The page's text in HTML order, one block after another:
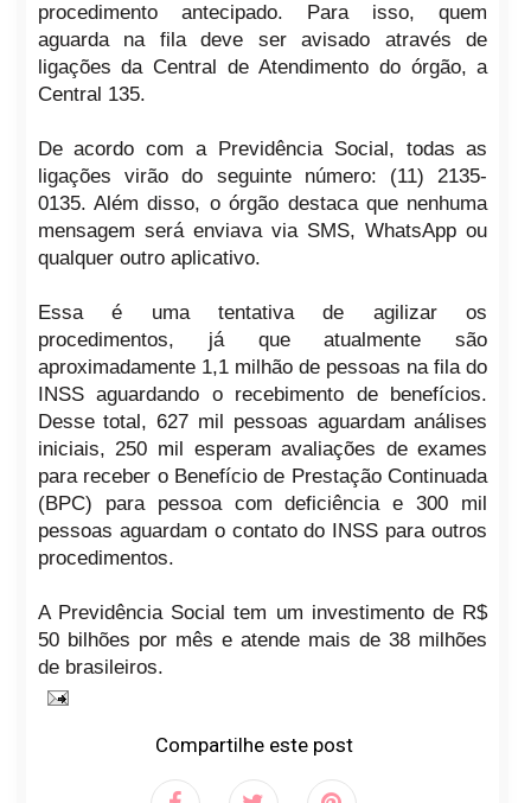
procedimento antecipado.
Para isso, quem
aguarda na fila deve ser avisado através de
ligações da Central de Atendimento do órgão, a
Central 135.
De acordo com a Previdência Social, todas as
ligações virão do seguinte número: (11) 2135-
0135. Além disso, o órgão destaca que nenhuma
mensagem será enviava via SMS, WhatsApp ou
qualquer outro aplicativo.
Essa é uma tentativa de agilizar os
procedimentos, já que atualmente são
aproximadamente 1,1 milhão de pessoas na fila do
INSS aguardando o recebimento de benefícios.
Desse total, 627 mil pessoas aguardam análises
iniciais, 250 mil esperam avaliações de exames
para receber o Benefício de Prestação Continuada
(BPC) para pessoa com deficiência e 300 mil
pessoas aguardam o contato do INSS para outros
procedimentos.
A Previdência Social tem um investimento de R$
50 bilhões por mês e atende mais de 38 milhões
de brasileiros.
Compartilhe este post